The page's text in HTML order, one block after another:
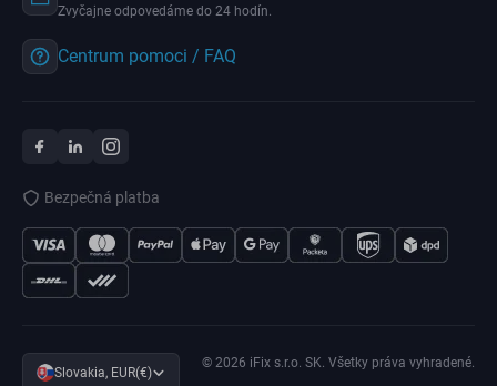
Zvyčajne odpovedáme do 24 hodín.
Centrum pomoci / FAQ
Bezpečná platba
Slovakia, EUR(€)
© 2026 iFix s.r.o. SK. Všetky práva vyhradené.